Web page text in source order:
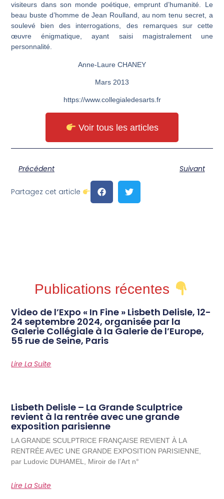
visiteurs dans son monde poétique, emprunt d’humanité. Le
beau buste d’homme de Jean Roulland, au nom tenu secret, a
soulevé bien des interrogations, des remarques sur cette
œuvre énigmatique, ayant saisi magistralement une
personnalité.
Anne-Laure CHANEY
Mars 2013
https://www.collegialedesarts.fr
Voir tous les articles
Précédent Suivant
Partagez cet article
Publications récentes
Video de l’Expo « In Fine » Lisbeth Delisle, 12-
24 septembre 2024, organisée par la
Galerie Collégiale à la Galerie de l’Europe,
55 rue de Seine, Paris
Lire La Suite
Lisbeth Delisle – La Grande Sculptrice
revient à la rentrée avec une grande
exposition parisienne
LA GRANDE SCULPTRICE FRANÇAISE REVIENT À LA
RENTRÉE AVEC UNE GRANDE EXPOSITION PARISIENNE,
par Ludovic DUHAMEL, Miroir de l’Art n°
Lire La Suite